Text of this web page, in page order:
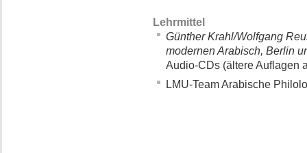
Lehrmittel
Günther Krahl/Wolfgang
modernen Arabisch, Berlin
Audio-CDs (ältere Auflagen
LMU-Team Arabische